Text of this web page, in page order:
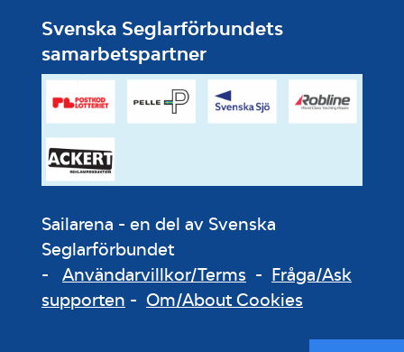
Svenska Seglarförbundets
samarbetspartner
Sailarena - en del av Svenska
Seglarförbundet
- Användarvillkor/Terms - Fråga/Ask
supporten - Om/About Cookies